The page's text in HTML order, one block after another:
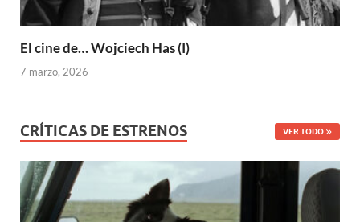
El cine de… Wojciech Has (I)
7 marzo, 2026
CRÍTICAS DE ESTRENOS VER TODO